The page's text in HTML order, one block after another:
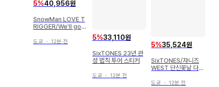
5%40,956원
SnowMan LOVE T
RIGGER/We'll go t
도쿄 ・ 12분 전
5%33,110원
SixTONES 23년 관
성 법칙 투어 스티커
도쿄 ・ 12분 전
5%35,524원
SixTONES/쟈니즈
WEST 단신꽃날 다나
키 스티커 세트
도쿄 ・ 12분 전